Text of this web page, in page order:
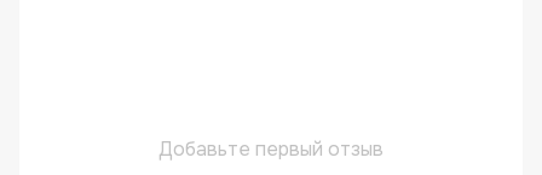
Добавьте первый отзыв